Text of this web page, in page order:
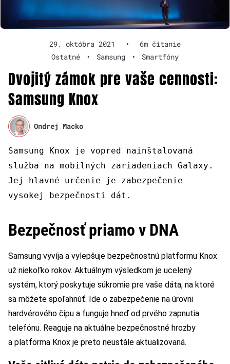
29. októbra 2021 •
6m čítanie
Ostatné
• Samsung • Smartfóny
Dvojitý zámok pre vaše cennosti:
Samsung Knox
Ondrej Macko
Samsung Knox je vopred nainštalovaná
služba na mobilných zariadeniach Galaxy.
Jej hlavné určenie je zabezpečenie
vysokej bezpečnosti dát.
Bezpečnosť priamo v DNA
Samsung vyvíja a vylepšuje bezpečnostnú platformu Knox
už niekoľko rokov. Aktuálnym výsledkom je ucelený
systém, ktorý poskytuje súkromie pre vaše dáta, na ktoré
sa môžete spoľahnúť. Ide o zabezpečenie na úrovni
hardvérového čipu a funguje hneď od prvého zapnutia
telefónu. Reaguje na aktuálne bezpečnostné hrozby
a platforma Knox je preto neustále aktualizovaná.